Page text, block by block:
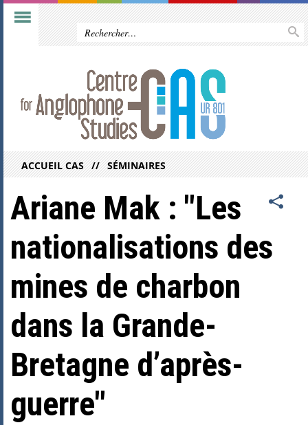
ACCUEIL CAS SÉMINAIRES
Ariane Mak : "Les
nationalisations des
mines de charbon
dans la Grande-
Bretagne d’après-
guerre"